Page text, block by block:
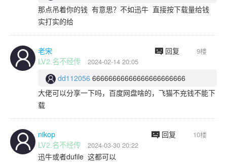
那点吊着你的钱 有意思？不如迅牛 直接按下载量给钱
实打实的给
老宋 回复 9楼
LV2.名不经传 2024-02-14 20:05
dd112056 66666666666666666666666
大佬可以分享一下吗，百度网盘啥的，飞猫不充钱不能下
载
nikop 回复 10楼
LV2.名不经传 2024-03-30 20:22
迅牛或者dufile 这都可以